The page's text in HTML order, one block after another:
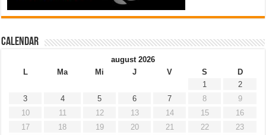
Calendar
august 2026
L
Ma Mi J V S
D
1
2
3
4 5 6 7 8
9
10
11 12 13 14 15
16
17
18 19 20 21 22
23